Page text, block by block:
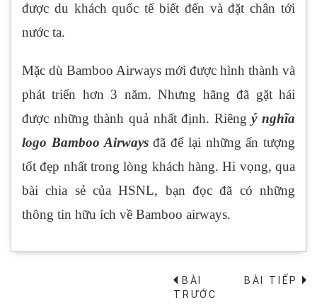
được du khách quốc tế biết đến và đặt chân tới
nước ta.
Mặc dù Bamboo Airways mới được hình thành và
phát triển hơn 3 năm. Nhưng hãng đã gặt hái
được những thành quả nhất định. Riêngý nghĩa
logo Bamboo Airwaysđã để lại những ấn tượng
tốt đẹp nhất trong lòng khách hàng. Hi vọng, qua
bài chia sẻ của HSNL, bạn đọc đã có những
thông tin hữu ích về Bamboo airways.
BÀI
TRƯỚC
BÀI TIẾP→